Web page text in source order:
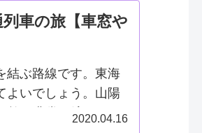
車の旅【車窓や
結ぶ路線です。東海
よいでしょう。山陽
旅に非常に適した路
2020.04.16